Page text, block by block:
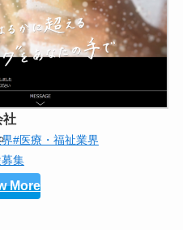
社
#医療・福祉業界
集
More